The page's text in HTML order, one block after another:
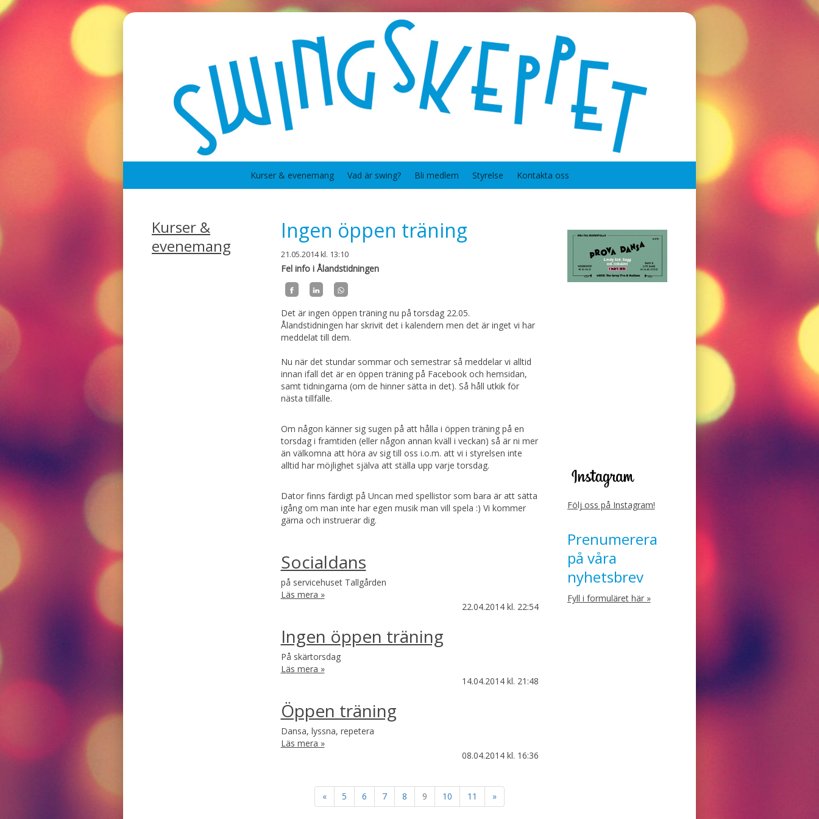
Kurser & evenemang Vad är swing? Bli medlem Styrelse Kontakta oss
Kurser &
evenemang
Ingen öppen träning
21.05.2014kl. 13:10
Fel info i Ålandstidningen
Det är ingen öppen träning nu på torsdag 22.05.
Ålandstidningen har skrivit det i kalendern men det är inget vi har
meddelat till dem.
Nu när det stundar sommar och semestrar så meddelar vi alltid
innan ifall det är en öppen träning på Facebook och hemsidan,
samt tidningarna (om de hinner sätta in det). Så håll utkik för
nästa tillfälle.
Om någon känner sig sugen på att hålla i öppen träning på en
torsdag i framtiden (eller någon annan kväll i veckan) så är ni mer
än välkomna att höra av sig till oss i.o.m. att vi i styrelsen inte
alltid har möjlighet själva att ställa upp varje torsdag.
Dator finns färdigt på Uncan med spellistor som bara är att sätta
igång om man inte har egen musik man vill spela :) Vi kommer
gärna och instruerar dig.
Socialdans
på servicehuset Tallgården
Läs mera »
22.04.2014 kl. 22:54
Ingen öppen träning
På skärtorsdag
Läs mera »
14.04.2014 kl. 21:48
Öppen träning
Dansa, lyssna, repetera
Läs mera »
08.04.2014 kl. 16:36
« 5 6 7 8 9 10 11 »
Följ oss på Instagram!
Prenumerera
på våra
nyhetsbrev
Fyll i formuläret här »